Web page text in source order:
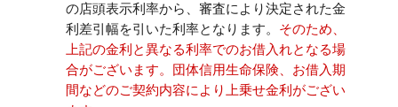
の店頭表示利率から、審査により決定された金
利差引幅を引いた利率となります。 そのため、
上記の金利と異なる利率でのお借入れとなる場
合がございます。団体信用生命保険、お借入期
間などのご契約内容により上乗せ金利がござい